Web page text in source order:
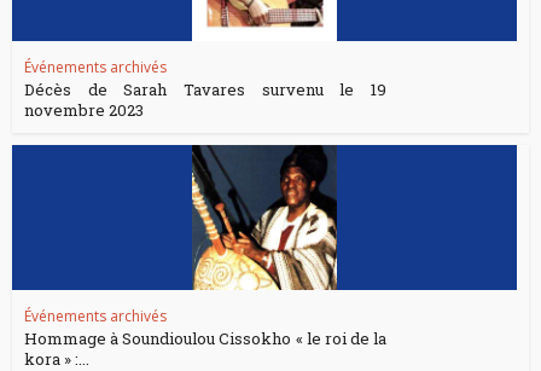
Événements archivés
Décès de Sarah Tavares survenu le 19
novembre 2023
Événements archivés
Hommage à Soundioulou Cissokho « le roi de la
kora » :...